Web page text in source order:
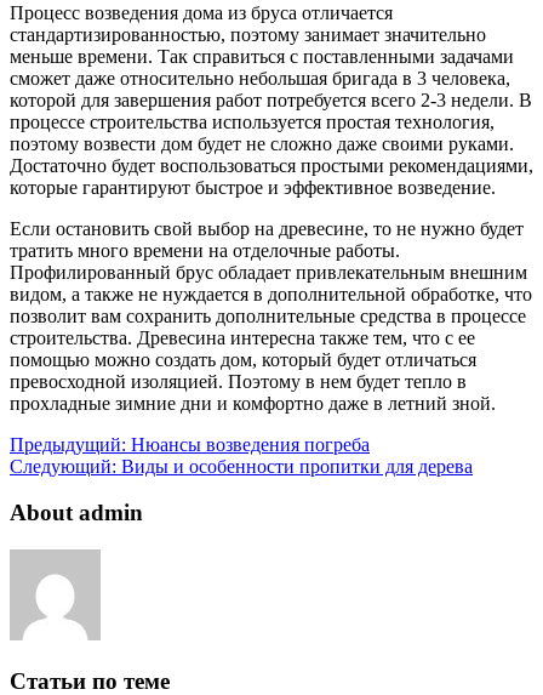
Процесс возведения дома из бруса отличается
стандартизированностью, поэтому занимает значительно
меньше времени. Так справиться с поставленными задачами
сможет даже относительно небольшая бригада в 3 человека,
которой для завершения работ потребуется всего 2-3 недели. В
процессе строительства используется простая технология,
поэтому возвести дом будет не сложно даже своими руками.
Достаточно будет воспользоваться простыми рекомендациями,
которые гарантируют быстрое и эффективное возведение.
Если остановить свой выбор на древесине, то не нужно будет
тратить много времени на отделочные работы.
Профилированный брус обладает привлекательным внешним
видом, а также не нуждается в дополнительной обработке, что
позволит вам сохранить дополнительные средства в процессе
строительства. Древесина интересна также тем, что с ее
помощью можно создать дом, который будет отличаться
превосходной изоляцией. Поэтому в нем будет тепло в
прохладные зимние дни и комфортно даже в летний зной.
Предыдущий: Нюансы возведения погреба
Следующий: Виды и особенности пропитки для дерева
About admin
Статьи по теме